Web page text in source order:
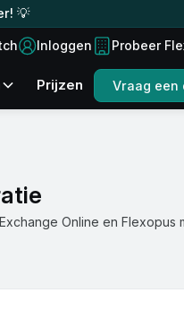
💡
Inloggen Probeer
Prijzen Vraag een
Online en Flexopus